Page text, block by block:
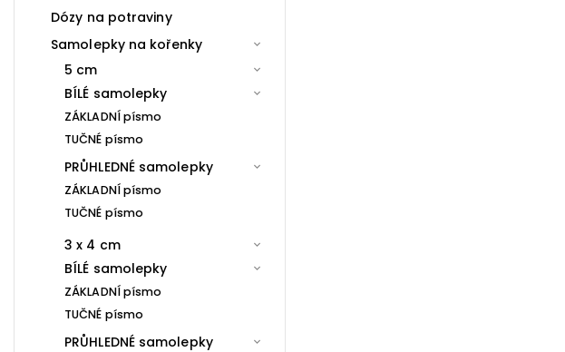
Dózy na potraviny
Samolepky na kořenky
5 cm
BÍLÉ samolepky
ZÁKLADNÍ písmo
TUČNÉ písmo
PRŮHLEDNÉ samolepky
ZÁKLADNÍ písmo
TUČNÉ písmo
3 x 4 cm
BÍLÉ samolepky
ZÁKLADNÍ písmo
TUČNÉ písmo
PRŮHLEDNÉ samolepky